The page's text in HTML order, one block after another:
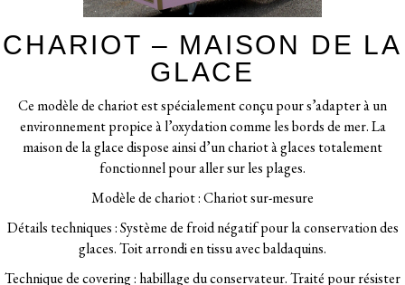
CHARIOT – MAISON DE LA
GLACE
Ce modèle de chariot est spécialement conçu pour s’adapter à un
environnement propice à l’oxydation comme les bords de mer. La
maison de la glace dispose ainsi d’un chariot à glaces totalement
fonctionnel pour aller sur les plages.
Modèle de chariot : Chariot sur-mesure
Détails techniques : Système de froid négatif pour la conservation des
glaces. Toit arrondi en tissu avec baldaquins.
Technique de covering : habillage du conservateur. Traité pour résister